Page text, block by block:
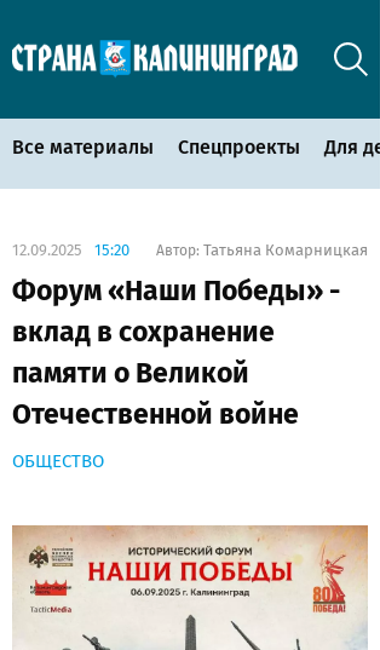
Все материалы Спецпроекты Для
12.09.2025 15:20 Автор: Татьяна Комарницкая
Форум «Наши Победы» -
вклад в сохранение
памяти о Великой
Отечественной войне
ОБЩЕСТВО